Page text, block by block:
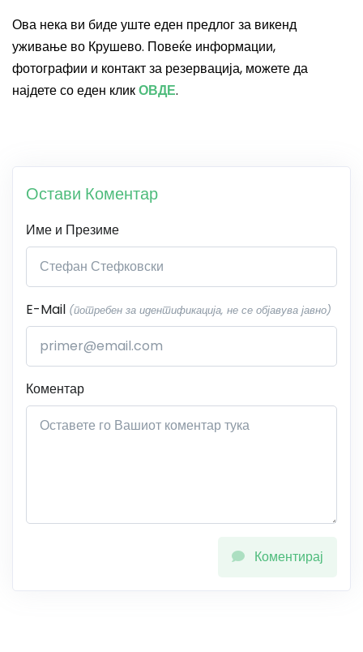
Ова нека ви биде уште еден предлог за викенд
уживање во Крушево. Повеќе информации,
фотографии и контакт за резервација, можете да
најдете со еден кликОВДЕ.
Остави Коментар
Име и Презиме
E-Mail (потребен за идентификација, не се објавува јавно)
Коментар
Коментирај